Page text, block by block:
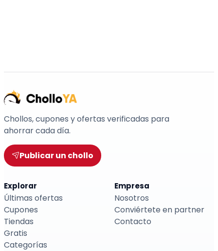
Chollos, cupones y ofertas verificadas para
ahorrar cada día.
Publicar un chollo
Explorar
Últimas ofertas
Cupones
Tiendas
Gratis
Categorías
Empresa
Nosotros
Conviértete en partner
Contacto